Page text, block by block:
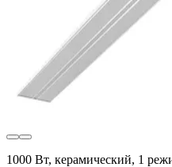
1000 Вт, керамический, 1